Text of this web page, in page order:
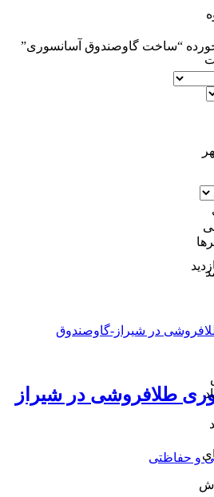
“ساخت گاوصندوق آسانسوری”
طلافروشی در شیراز
و حفاظتی